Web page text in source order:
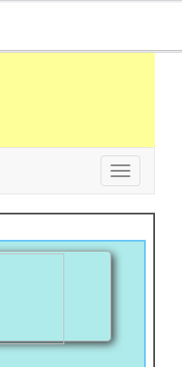
Toggle
navigation
-
-